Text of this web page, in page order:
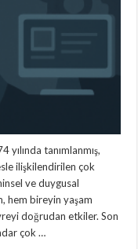
tanımlanmış,
ilişkilendirilen çok
ve duygusal
hem bireyin yaşam
doğrudan etkiler. Son
çok …